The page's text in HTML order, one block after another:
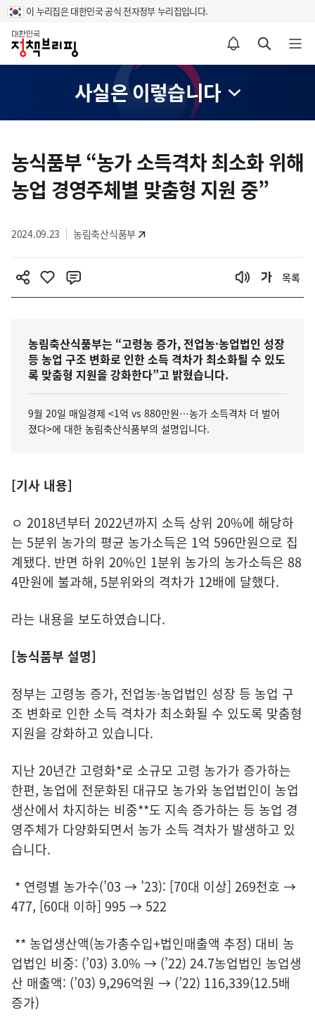
이 누리집은 대한민국 공식 전자정부 누리집입니다.
홈
알림설정 바로가기 검색 바로가기 메뉴 열기
사실은 이렇습니다
텐
츠
영
농식품부 “농가 소득격차 최소화 위해
농업 경영주체별 맞춤형 지원 중”
2024.09.23 농림축산식품부
목록
농림축산식품부는 “고령농 증가, 전업농·농업법인 성장
등 농업 구조 변화로 인한 소득 격차가 최소화될 수 있도
록 맞춤형 지원을 강화한다”고 밝혔습니다.
9월 20일 매일경제 <1억 vs 880만원…농가 소득격차 더 벌어
졌다>에 대한 농림축산식품부의 설명입니다.
[기사 내용]
ㅇ 2018년부터 2022년까지 소득 상위 20%에 해당하
는 5분위 농가의 평균 농가소득은 1억 596만원으로 집
계됐다. 반면 하위 20%인 1분위 농가의 농가소득은 88
4만원에 불과해, 5분위와의 격차가 12배에 달했다.
라는 내용을 보도하였습니다.
[농식품부 설명]
정부는 고령농 증가, 전업농·농업법인 성장 등 농업 구
조 변화로 인한 소득 격차가 최소화될 수 있도록 맞춤형
지원을 강화하고 있습니다.
지난 20년간 고령화*로 소규모 고령 농가가 증가하는
한편, 농업에 전문화된 대규모 농가와 농업법인이 농업
생산에서 차지하는 비중**도 지속 증가하는 등 농업 경
영주체가 다양화되면서 농가 소득 격차가 발생하고 있
습니다.
* 연령별 농가수(’03 → ’23): [70대 이상] 269천호 →
477, [60대 이하] 995 → 522
** 농업생산액(농가총수입+법인매출액 추정) 대비 농
업법인 비중: (’03) 3.0% → (’22) 24.7농업법인 농업생
산 매출액: (’03) 9,296억원 → (’22) 116,339(12.5배
증가)